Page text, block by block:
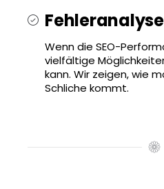
Fehleranalyse
Wenn die SEO-
vielfältige
kann. Wir zeigen, wie
Schliche kommt.